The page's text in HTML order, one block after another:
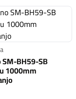
BH59-SB
1000mm
SM-BH59-